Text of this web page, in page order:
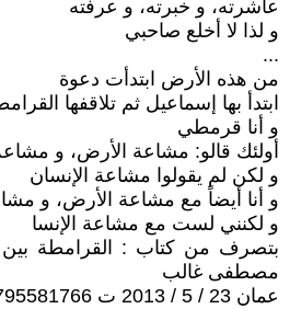
عاشرته، و خبرته، و عرفته
و لذا لا أخلع صاحبي
...
من هذه الأرض ابتدأت دعوة
ابتدأ بها إسماعيل ثم تلاقفها
و أنا قرمطي
أولئك قالو: مشاعة الأرض، و
و لكن لم يقولوا مشاعة الإنسان
و أنا أيضاً مع مشاعة الأرض، و
و لكنني لست مع مشاعة الإنسا
بتصرف من كتاب : القرامطة بين
مصطفى غالب
عمان 23 / 5 / 2013 ت 0795581766